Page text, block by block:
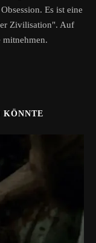
Es ist eine
Zivilisation". Auf
mitnehmen.
KÖNNTE